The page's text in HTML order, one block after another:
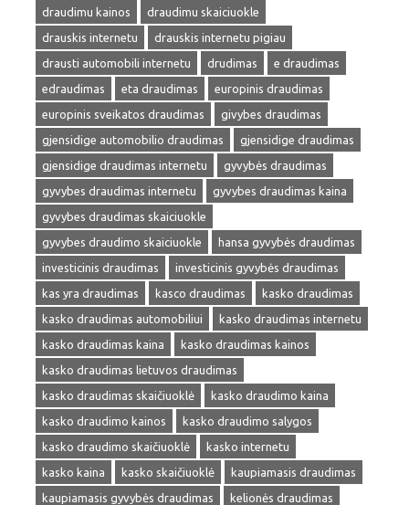
draudimu kainos
draudimu skaiciuokle
drauskis internetu
drauskis internetu pigiau
drausti automobili internetu
drudimas
e draudimas
edraudimas
eta draudimas
europinis draudimas
europinis sveikatos draudimas
givybes draudimas
gjensidige automobilio draudimas
gjensidige draudimas
gjensidige draudimas internetu
gyvybės draudimas
gyvybes draudimas internetu
gyvybes draudimas kaina
gyvybes draudimas skaiciuokle
gyvybes draudimo skaiciuokle
hansa gyvybės draudimas
investicinis draudimas
investicinis gyvybės draudimas
kas yra draudimas
kasco draudimas
kasko draudimas
kasko draudimas automobiliui
kasko draudimas internetu
kasko draudimas kaina
kasko draudimas kainos
kasko draudimas lietuvos draudimas
kasko draudimas skaičiuoklė
kasko draudimo kaina
kasko draudimo kainos
kasko draudimo salygos
kasko draudimo skaičiuoklė
kasko internetu
kasko kaina
kasko skaičiuoklė
kaupiamasis draudimas
kaupiamasis gyvybės draudimas
kelionės draudimas